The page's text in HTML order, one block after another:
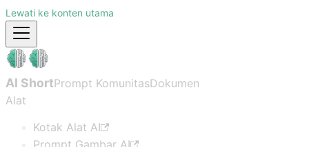
Lewati ke konten utama
AI ShortPrompt KomunitasDokumen
Alat
Kotak Alat AI
Prompt Gambar AI